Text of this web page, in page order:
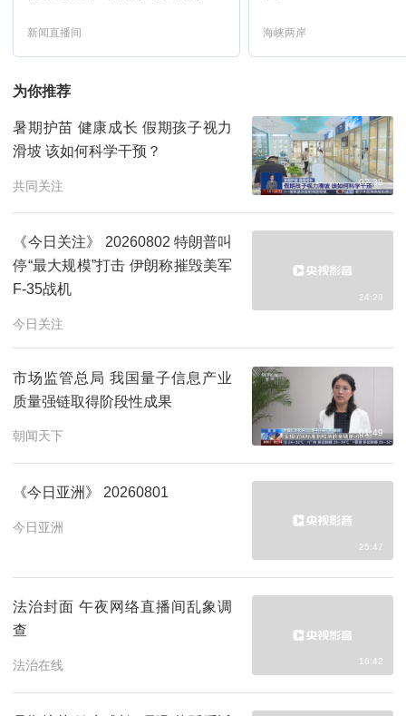
11:00 新闻联播
11:32
11:39 焦点访谈 预约
12:00 东方时空 预约
13:00 新闻联播 预约
新闻直播间 海峡两岸
为你推荐
暑期护苗 健康成长 假期孩子视力
滑坡 该如何科学干预？
共同关注 02:39
《今日关注》 20260802 特朗普叫
停“最大规模”打击 伊朗称摧毁美军
F-35战机
今日关注
24:29
市场监管总局 我国量子信息产业
质量强链取得阶段性成果
朝闻天下 01:49
《今日亚洲》 20260801
今日亚洲
25:47
法治封面 午夜网络直播间乱象调
查
法治在线 16:42